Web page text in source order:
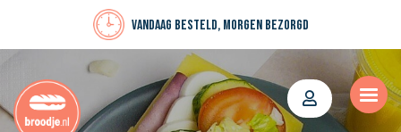
Vandaag besteld, morgen bezorgd